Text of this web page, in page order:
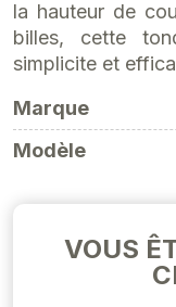
la hauteur de
billes, cette
simplicite et
Marque
Modèle
VOUS